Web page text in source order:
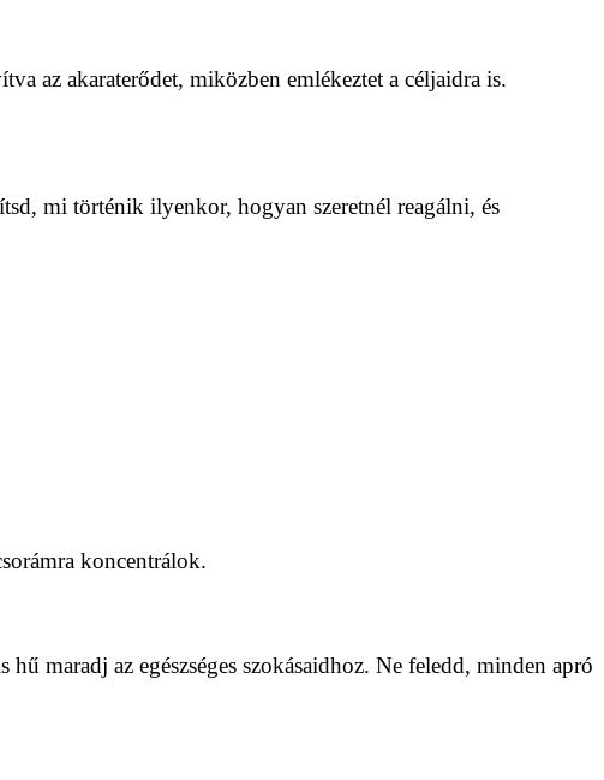
az akaraterődet, miközben emlékeztet a céljaidra is.
mi történik ilyenkor, hogyan szeretnél reagálni, és
koncentrálok.
maradj az egészséges szokásaidhoz. Ne feledd, minden apró